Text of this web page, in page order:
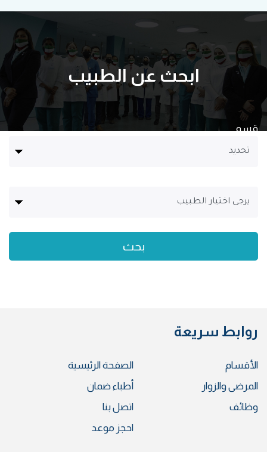
ابحث عن الطبيب
قسم
بحث
روابط سريعة
الصفحة الرئيسية
الأقسام
أطباء ضمان
المرضى والزوار
اتصل بنا
وظائف
احجز موعد